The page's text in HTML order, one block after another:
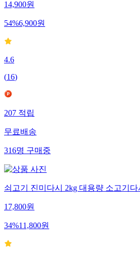
14,900원
54%6,900원
4.6
(16)
207적립
무료배송
316명구매중
쇠고기 진미다시 2kg 대용량 소고기다
17,800원
34%11,800원